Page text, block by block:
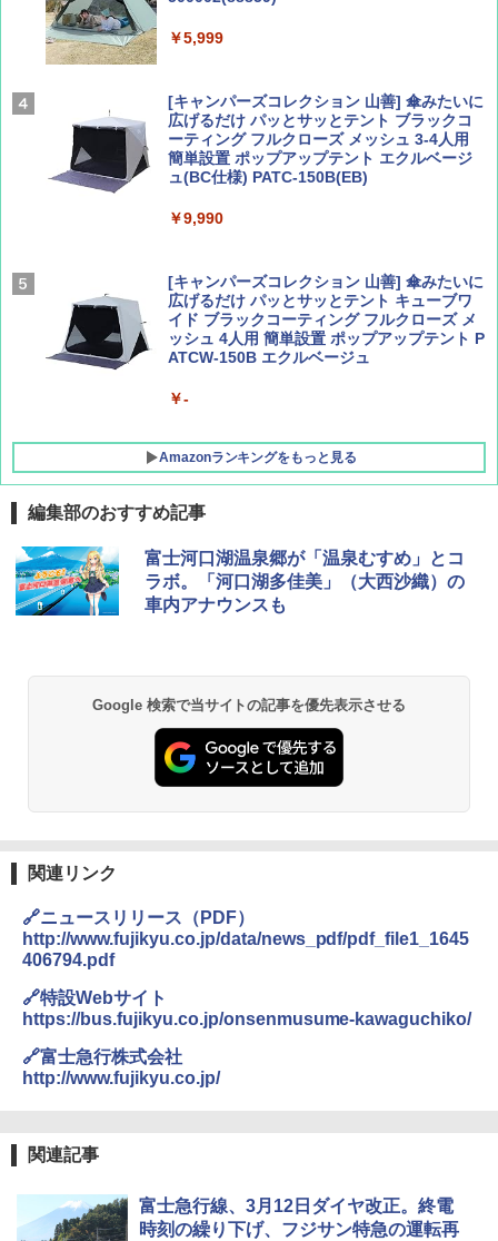
AIRLINE（エアライン）2026年9月号【特
集】ボーイング110周年を祝して！
￥1,760
ァキア 2026～2027 地球の歩き方A ヨーロッ
￥2,277
新しい日本地理 地図・統計・移動から読み
解く (講談社現代新書)
￥1,540
￥5,999
[キャンパーズコレクション 山善] 傘みたいに
広げるだけ パッとサッとテント ブラックコ
ーティング フルクローズ メッシュ 3-4人用
簡単設置 ポップアップテント エクルベージ
ュ(BC仕様) PATC-150B(EB)
￥9,990
[キャンパーズコレクション 山善] 傘みたいに
広げるだけ パッとサッとテント キューブワ
イド ブラックコーティング フルクローズ メ
ッシュ 4人用 簡単設置 ポップアップテント P
ATCW-150B エクルベージュ
￥-
Amazonランキングをもっと見る
DEWEL パラソル 大型 ビーチ アウトドアパ
ラソル ガーデン サイトシート付 折りたたみ
防水 UVカット 4段階高さ調整 軽量 収納袋付
き
熊撃退スプレー 熊よけスプレー 熊スプレー
【日本企業販売】超強力クマ対策スプレー 30
0ml（連続噴射30秒）110ml（連続噴射15
秒）射程5～10m 安全ロック搭載 携帯収納袋
付き ヒグマ・イノシシ対策 自治体・教育機
GRANDOOR ステンレス保冷剤 2個セット 2
￥2,980
ポインターライト 強力 小型 緑色/赤色/青紫色
￥1,180
編集部のおすすめ記事
富士河口湖温泉郷が「温泉むすめ」とコ
ラボ。「河口湖多佳美」（大西沙織）の
車内アナウンスも
Google 検索で当サイトの記事を優先表示させる
関連リンク
🔗ニュースリリース（PDF）
http://www.fujikyu.co.jp/data/news_pdf/pdf_file1_1645
406794.pdf
🔗特設Webサイト
https://bus.fujikyu.co.jp/onsenmusume-kawaguchiko/
🔗富士急行株式会社
http://www.fujikyu.co.jp/
関連記事
富士急行線、3月12日ダイヤ改正。終電
時刻の繰り下げ、フジサン特急の運転再